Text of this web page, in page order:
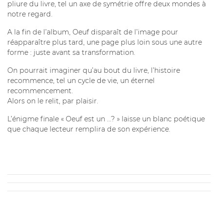
pliure du livre, tel un axe de symétrie offre deux mondes à
notre regard.
A la fin de l’album, Oeuf disparaît de l’image pour
réapparaître plus tard, une page plus loin sous une autre
forme : juste avant sa transformation.
On pourrait imaginer qu’au bout du livre, l’histoire
recommence, tel un cycle de vie, un éternel
recommencement.
Alors on le relit, par plaisir.
L’énigme finale « Oeuf est un ...? » laisse un blanc poétique
que chaque lecteur remplira de son expérience.